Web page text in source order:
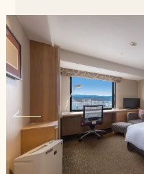
코너 더블
모더레이트 더블
슈페리어 더블
모더레이트 트윈
슈페리어 트윈
디럭스 트윈
럭셔리 트윈
이그제큐티브 스위트